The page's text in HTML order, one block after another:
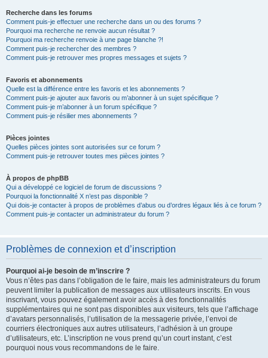
Recherche dans les forums
Comment puis-je effectuer une recherche dans un ou des forums ?
Pourquoi ma recherche ne renvoie aucun résultat ?
Pourquoi ma recherche renvoie à une page blanche ?!
Comment puis-je rechercher des membres ?
Comment puis-je retrouver mes propres messages et sujets ?
Favoris et abonnements
Quelle est la différence entre les favoris et les abonnements ?
Comment puis-je ajouter aux favoris ou m’abonner à un sujet spécifique ?
Comment puis-je m’abonner à un forum spécifique ?
Comment puis-je résilier mes abonnements ?
Pièces jointes
Quelles pièces jointes sont autorisées sur ce forum ?
Comment puis-je retrouver toutes mes pièces jointes ?
À propos de phpBB
Qui a développé ce logiciel de forum de discussions ?
Pourquoi la fonctionnalité X n’est pas disponible ?
Qui dois-je contacter à propos de problèmes d’abus ou d’ordres légaux liés à ce forum ?
Comment puis-je contacter un administrateur du forum ?
Problèmes de connexion et d’inscription
Pourquoi ai-je besoin de m’inscrire ?
Vous n’êtes pas dans l’obligation de le faire, mais les administrateurs du forum
peuvent limiter la publication de messages aux utilisateurs inscrits. En vous
inscrivant, vous pouvez également avoir accès à des fonctionnalités
supplémentaires qui ne sont pas disponibles aux visiteurs, tels que l’affichage
d’avatars personnalisés, l’utilisation de la messagerie privée, l’envoi de
courriers électroniques aux autres utilisateurs, l’adhésion à un groupe
d’utilisateurs, etc. L’inscription ne vous prend qu’un court instant, c’est
pourquoi nous vous recommandons de le faire.